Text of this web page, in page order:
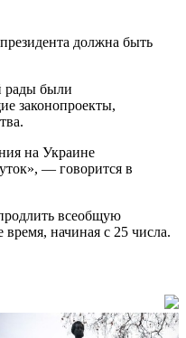
должна быть
рады были
законопроекты,
на Украине
— говорится в
всеобщую
начиная с 25 числа.